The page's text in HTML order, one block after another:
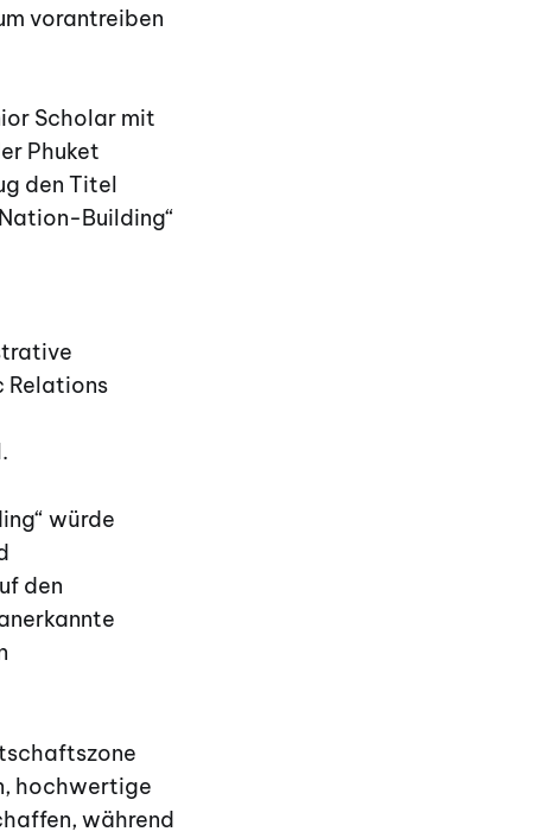
vorantreiben
Scholar mit
Phuket
den Titel
Building“
Relations
würde
den
hochwertige
während